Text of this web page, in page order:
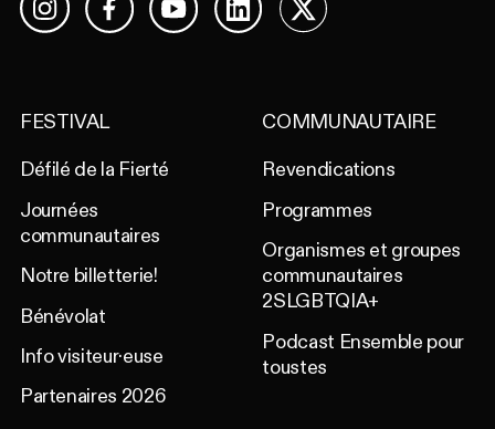
InstagramFacebookYouTubeLinkedIn
X
FESTIVAL
Défilé de la Fierté
Journées
communautaires
Notre billetterie!
Bénévolat
Info visiteur·euse
Partenaires 2026
COMMUNAUTAIRE
Revendications
Programmes
Organismes et groupes
communautaires
2SLGBTQIA+
Podcast Ensemble pour
toustes